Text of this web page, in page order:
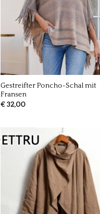
Gestreifter Poncho-Schal mit
Fransen
€ 32,00